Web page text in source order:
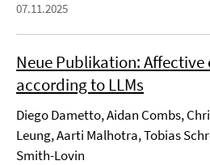
07.11.2025
Neue Publikation:
according to LLMs
Diego Dametto, Aidan Combs,
Leung, Aarti Malhotra, Tobias
Smith-Lovin